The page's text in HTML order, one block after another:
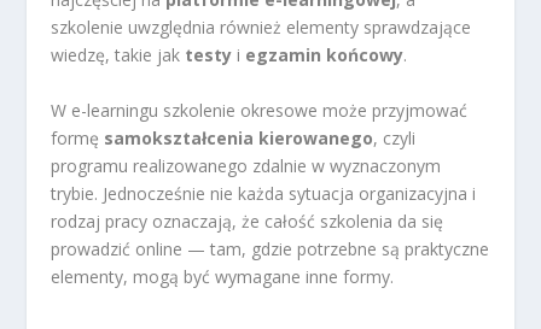
szkolenie uwzględnia również elementy sprawdzające
wiedzę, takie jak testy i egzamin końcowy.
W e-learningu szkolenie okresowe może przyjmować
formę samokształcenia kierowanego, czyli
programu realizowanego zdalnie w wyznaczonym
trybie. Jednocześnie nie każda sytuacja organizacyjna i
rodzaj pracy oznaczają, że całość szkolenia da się
prowadzić online — tam, gdzie potrzebne są praktyczne
elementy, mogą być wymagane inne formy.